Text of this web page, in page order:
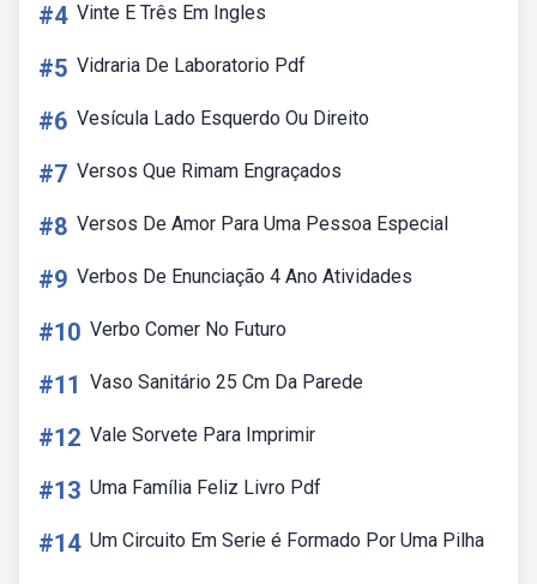
#4 Vinte E Três Em Ingles
#5 Vidraria De Laboratorio Pdf
#6 Vesícula Lado Esquerdo Ou Direito
#7 Versos Que Rimam Engraçados
#8 Versos De Amor Para Uma Pessoa Especial
#9 Verbos De Enunciação 4 Ano Atividades
#10 Verbo Comer No Futuro
#11 Vaso Sanitário 25 Cm Da Parede
#12 Vale Sorvete Para Imprimir
#13 Uma Família Feliz Livro Pdf
#14 Um Circuito Em Serie é Formado Por Uma Pilha